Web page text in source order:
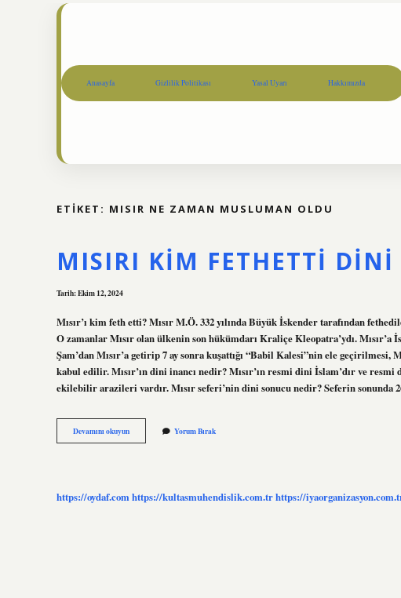
Anasayfa Gizlilik Politikası Yasal Uyarı Hakkımızda
ETIKET: MISIR NE ZAMAN MUSLUMAN OLDU
MISIRI KIM FETHETTI DINI
Tarih: Ekim 12, 2024
Mısır’ı kim feth etti? Mısır M.Ö. 332 yılında Büyük İskender tarafından
O zamanlar Mısır olan ülkenin son hükümdarı Kraliçe Kleopatra’ydı.
Şam’dan Mısır’a getirip 7 ay sonra kuşattığı “Babil Kalesi”nin ele
kabul edilir. Mısır’ın dini inancı nedir? Mısır’ın resmi dini İslam’dır ve
ekilebilir arazileri vardır. Mısır seferi’nin dini sonucu nedir? Seferin sonunda
Devamını okuyunMısırı
Kim
Yorum Bırak
https://oydaf.comhttps://kultasmuhendislik.com.trhttps://